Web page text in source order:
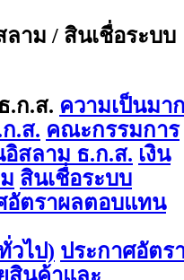
ลาม / สินเชื่อระบบ
.ก.ส. ความเป็นมา
.ส. คณะกรรมการ
สลาม ธ.ก.ส. เงิน
สินเชื่อระบบ
อัตราผลตอบแทน
วไป) ประกาศอัตร
สินค้าและ